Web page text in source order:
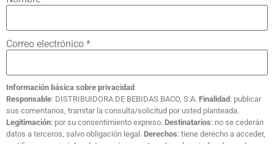
Correo electrónico *
Información básica sobre privacidad
Responsable: DISTRIBUIDORA DE BEBIDAS BACO, S.A. Finalidad: publicar
sus comentarios, tramitar la consulta/solicitud por usted planteada.
Legitimación: por su consentimiento expreso. Destinatarios: no se cederán
datos a terceros, salvo obligación legal. Derechos: tiene derecho a acceder,